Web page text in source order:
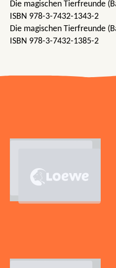
Die magischen Tierfreunde
ISBN 978-3-7432-1343-2
Die magischen Tierfreunde
ISBN 978-3-7432-1385-2